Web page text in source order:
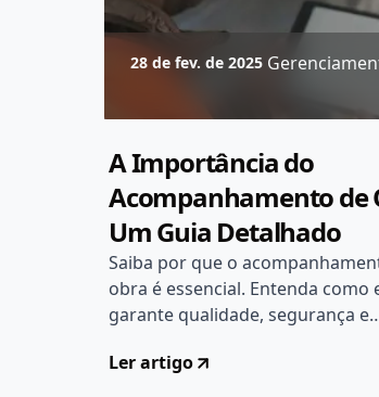
28 de fev. de 2025
A Importância do
Acompanhamento de
Um Guia Detalhado
Saiba por que o
obra é essencial. Entenda como
garante qualidade, segurança e
detallhado aqui!
Ler artigo